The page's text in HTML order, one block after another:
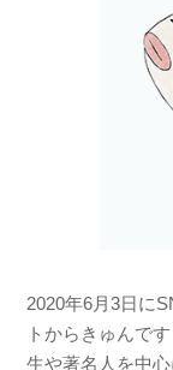
2020年6月3日に
トからきゅんで
生や著名人を中